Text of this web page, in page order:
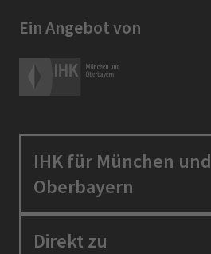
Ein Angebot von
IHK für München und
Oberbayern
Standortpolitik
Direkt zu